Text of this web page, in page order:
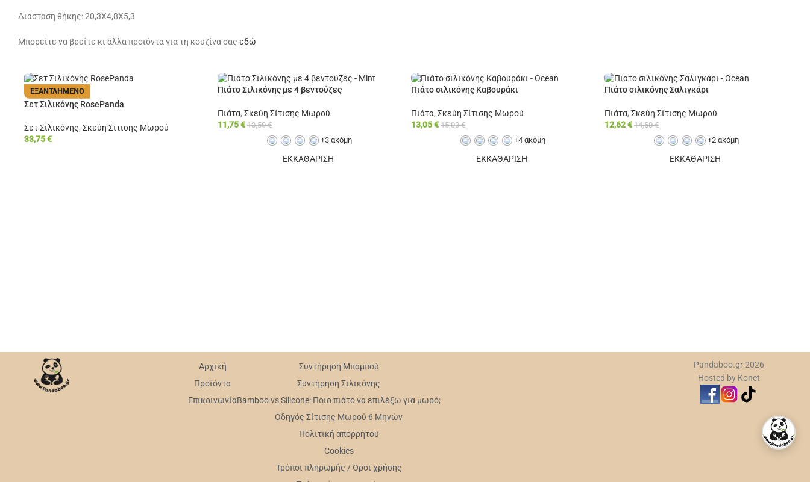
Διάσταση θήκης: 20,3Χ4,8Χ5,3
Μπορείτε να βρείτε κι άλλα προιόντα για τη κουζίνα σας εδώ
ΕΞΑΝΤΛΗΜΈΝΟ
Σετ Σιλικόνης RosePanda
Σετ Σιλικόνης, Σκεύη Σίτισης Μωρού
33,75€
Πιάτο Σιλικόνης με 4 βεντούζες
Πιάτα, Σκεύη Σίτισης Μωρού
11,75€ 13,50€
+3 ακόμη
ΕΚΚΑΘΑΡΙΣΗ
Πιάτο σιλικόνης Καβουράκι
Πιάτα, Σκεύη Σίτισης Μωρού
13,05€ 15,00€
+4 ακόμη
ΕΚΚΑΘΑΡΙΣΗ
Πιάτο σιλικόνης Σαλιγκάρι
Πιάτα, Σκεύη Σίτισης Μωρού
12,62€ 14,50€
+2 ακόμη
ΕΚΚΑΘΑΡΙΣΗ
Συντήρηση Mπαμπού
Συντήρηση Σιλικόνης
Bamboo vs Silicone: Ποιο πιάτο να επιλέξω για μωρό;
Οδηγός Σίτισης Μωρού 6 Μηνών
Πολιτική απορρήτου
Cookies
Τρόποι πληρωμής / Όροι χρήσης
Αρχική
Προϊόντα
Επικοινωνία
Pandaboo.gr 2026
Hosted by Konet